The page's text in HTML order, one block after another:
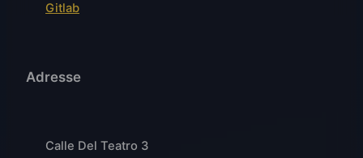
Gitlab
Adresse
Calle Del Teatro 3